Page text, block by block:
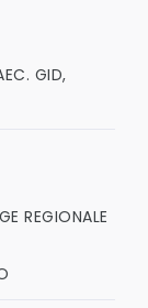
GID,
REGIONALE